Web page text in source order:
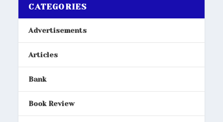
CATEGORIES
Advertisements
Articles
Bank
Book Review